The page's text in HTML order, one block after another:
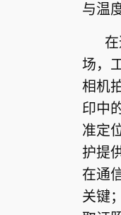
与温
场，
相机
印中
准定
护提
在通
关键